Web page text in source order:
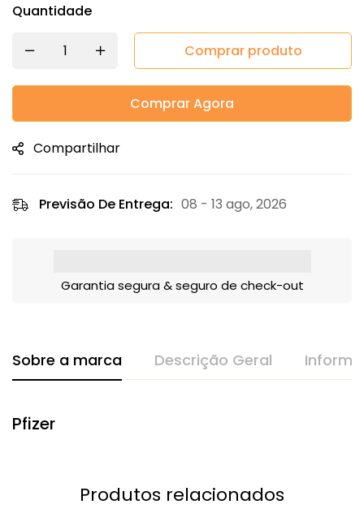
Quantidade
Comprar produto
Comprar Agora
Compartilhar
Previsão De Entrega: 08 - 13 ago, 2026
Garantia segura & seguro de check-out
Sobre a marca Descrição Geral
Pfizer
Produtos relacionados